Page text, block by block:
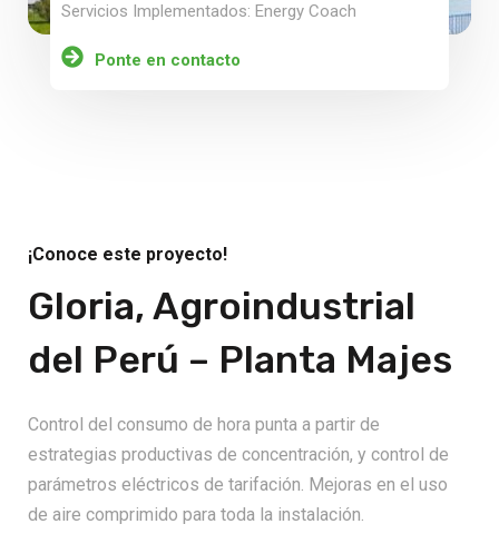
Servicios Implementados: Energy Coach
Ponte en contacto
¡Conoce este proyecto!
Gloria, Agroindustrial
del Perú – Planta Majes
Control del consumo de hora punta a partir de
estrategias productivas de concentración, y control de
parámetros eléctricos de tarifación. Mejoras en el uso
de aire comprimido para toda la instalación.